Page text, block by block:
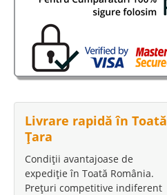
Livrare rapidă în Toată
Țara
Condiții avantajoase de
expediție în Toată România.
Prețuri competitive indiferent